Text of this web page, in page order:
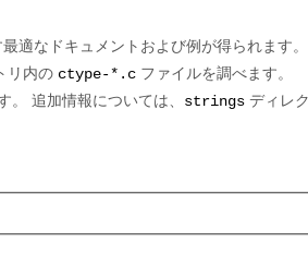
適なドキュメントおよび例が得られます。
リ内の ctype-*.c ファイルを調べます。
追加情報については、 strings ディレ